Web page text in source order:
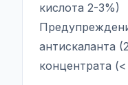
кислота 2-3%)
антискаланта
концентрата (<